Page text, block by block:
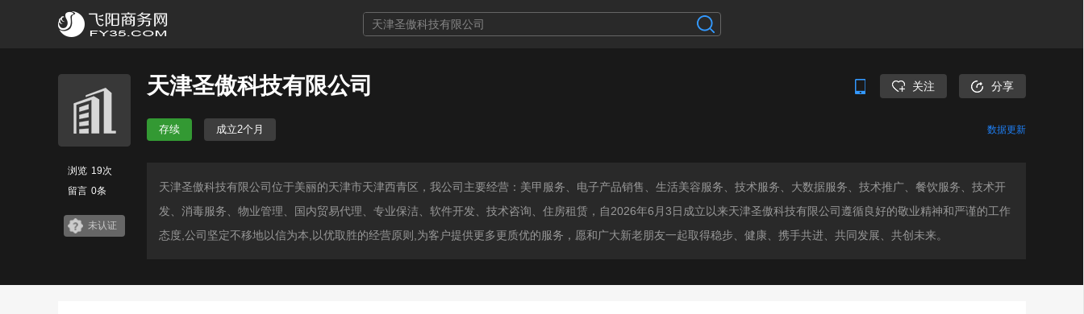
天津圣傲科技有限公司 关注 分享
存续 成立2个月 数据更新
浏览 19次
留言 0条
未认证
天津圣傲科技有限公司位于美丽的天津市天津西青区，我公司主要经营：美甲服务、电子产品销售、生活美容服务、技术服务、大数据服务、技术推广、餐饮服务、技术开
发、消毒服务、物业管理、国内贸易代理、专业保洁、软件开发、技术咨询、住房租赁，自2026年6月3日成立以来天津圣傲科技有限公司遵循良好的敬业精神和严谨的工作
态度,公司坚定不移地以信为本,以优取胜的经营原则,为客户提供更多更质优的服务，愿和广大新老朋友一起取得稳步、健康、携手共进、共同发展、共创未来。